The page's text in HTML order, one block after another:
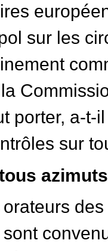
sur les
porter, a-t-
sur
azimuts